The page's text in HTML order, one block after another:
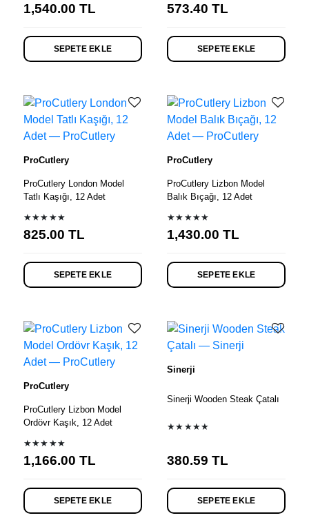
1,540.00 TL
SEPETE EKLE
573.40 TL
SEPETE EKLE
ProCutlery
ProCutlery London Model
Tatlı Kaşığı, 12 Adet
★★★★★
825.00 TL
SEPETE EKLE
ProCutlery
ProCutlery Lizbon Model
Balık Bıçağı, 12 Adet
★★★★★
1,430.00 TL
SEPETE EKLE
ProCutlery
ProCutlery Lizbon Model
Ordövr Kaşık, 12 Adet
★★★★★
1,166.00 TL
SEPETE EKLE
Sinerji
Sinerji Wooden Steak Çatalı
★★★★★
380.59 TL
SEPETE EKLE